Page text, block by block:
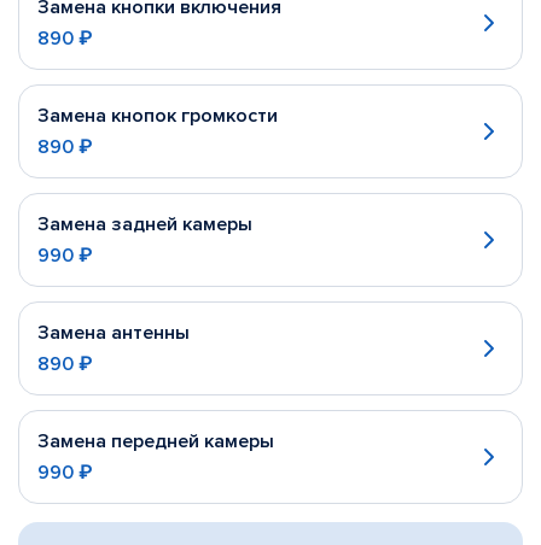
Замена кнопки включения
890 ₽
Замена кнопок громкости
890 ₽
Замена задней камеры
990 ₽
Замена антенны
890 ₽
Замена передней камеры
990 ₽